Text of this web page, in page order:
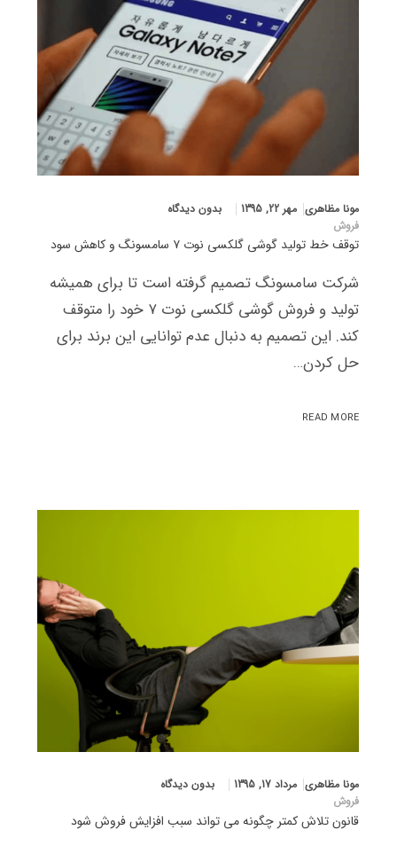
مونا مظاهری مهر 22, 1395
بدون دیدگاه
فروش
توقف خط تولید گوشی گلکسی نوت ۷ سامسونگ و کاهش سود
شرکت سامسونگ تصمیم گرفته است تا برای همیشه
تولید و فروش گوشی گلکسی نوت ۷ خود را متوقف
کند. این تصمیم به دنبال عدم توانایی این برند برای
حل کردن…
READ MORE
مونا مظاهری مرداد 17, 1395
بدون دیدگاه
فروش
قانون تلاش کمتر چگونه می تواند سبب افزایش فروش شود